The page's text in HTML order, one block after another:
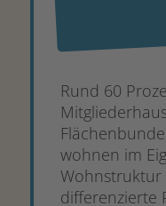
Rund 60
wohnen im
differenzierte